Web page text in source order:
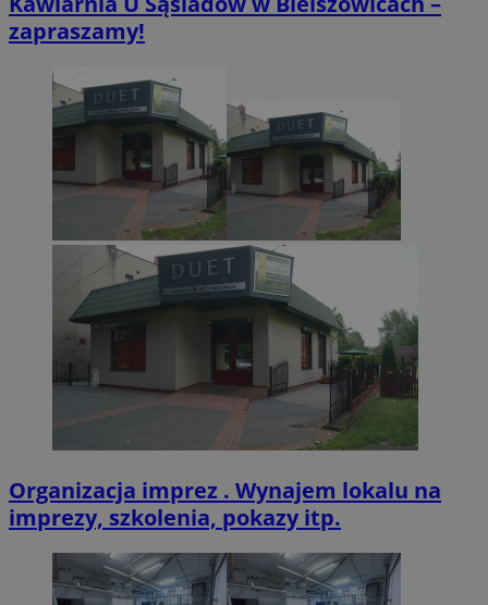
zapraszamy!
Organizacja imprez . Wynajem lokalu na
imprezy, szkolenia, pokazy itp.